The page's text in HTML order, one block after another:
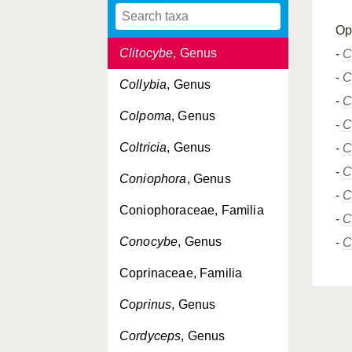
Clavulinopsis
Clitocybe, Genus
Collybia, Genus
Colpoma, Genus
Coltricia, Genus
Coniophora, Genus
Coniophoraceae, Familia
Conocybe, Genus
Coprinaceae, Familia
Coprinus, Genus
Cordyceps, Genus
-
-
-
-
-
-
-
-
-